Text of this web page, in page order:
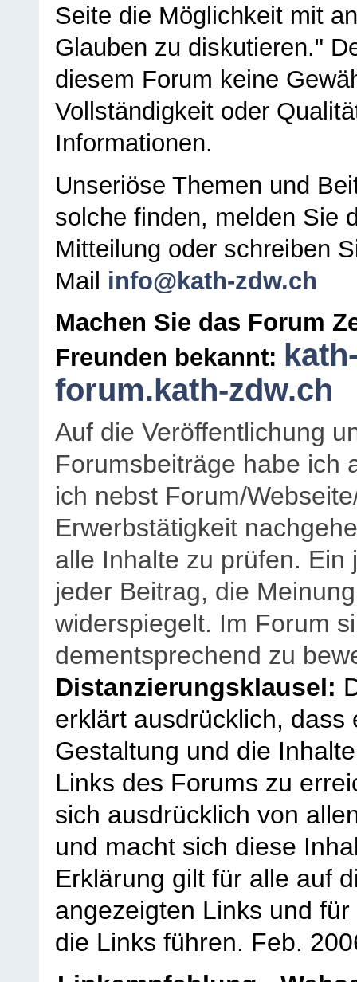
Seite die Möglichkeit mit
Glauben zu diskutieren."
diesem Forum keine
Vollständigkeit oder
Informationen.
Unseriöse Themen und
solche finden, melden Sie
Mitteilung oder schreiben
Mail info@kath-zdw.ch
Machen Sie das Forum
Freunden bekannt:
forum.kath-zdw.ch
Auf die Veröffentlichung
Forumsbeiträge habe ich
ich nebst Forum/
Erwerbstätigkeit
alle Inhalte zu prüfen.
jeder Beitrag, die
widerspiegelt. Im Forum
dementsprechend zu
Distanzierungsklausel:
erklärt ausdrücklich,
Gestaltung und die
Links des Forums zu
sich ausdrücklich von
und macht sich diese
Erklärung gilt für alle auf
angezeigten Links und
die Links führen. Feb.